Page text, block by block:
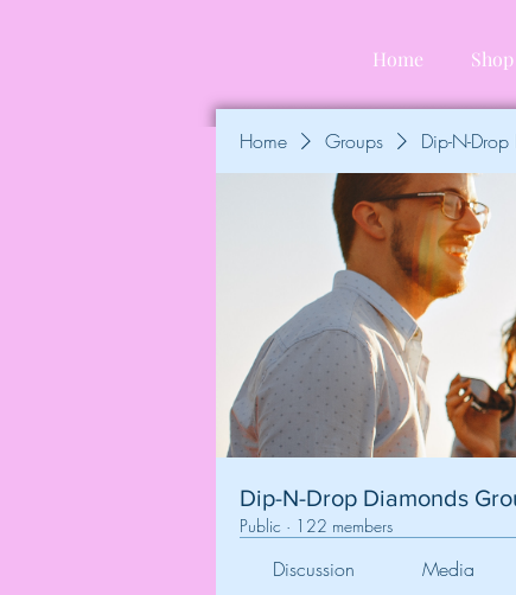
Home Shop
Home Groups Dip-N-
Dip-N-Drop Diamonds
Public · 122 members
Discussion Media